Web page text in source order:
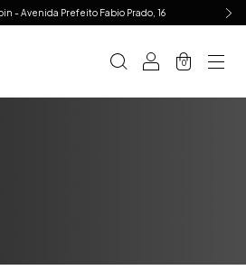
- Avenida Prefeito Fabio Prado, 16
0